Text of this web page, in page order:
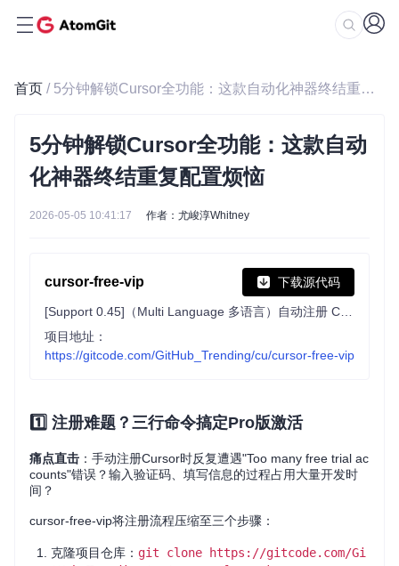
首页 / 5分钟解锁Cursor全功能：这款自动化神器终结重复配置烦恼
5分钟解锁Cursor全功能：这款自动
化神器终结重复配置烦恼
2026-05-05 10:41:17 作者：尤峻淳Whitney
cursor-free-vip 下载源代码
项目地址：
https://gitcode.com/GitHub_Trending/cu/cursor-free-vip
1️⃣ 注册难题？三行命令搞定Pro版激活
痛点直击 ：手动注册Cursor时反复遭遇"Too many free trial ac
counts"错误？输入验证码、填写信息的过程占用大量开发时
间？
cursor-free-vip将注册流程压缩至三个步骤：
克隆项目仓库： git clone https://gitcode.com/Gi